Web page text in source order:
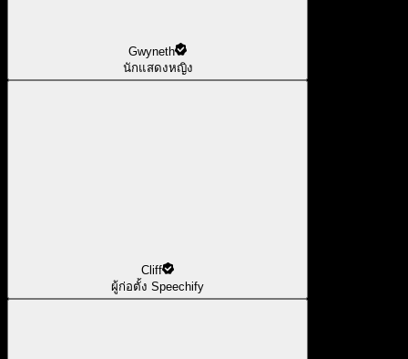
Gwyneth
นักแสดงหญิง
Cliff
ผู้ก่อตั้ง Speechify